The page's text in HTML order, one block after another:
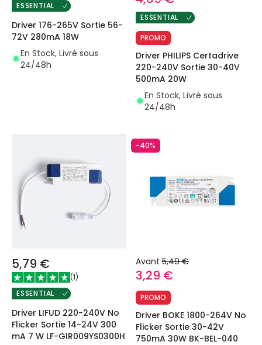
ESSENTIAL
Driver 176-265V Sortie 56-
72V 280mA 18W
En Stock, Livré sous
24/48h
ESSENTIAL
PROMO
Driver PHILIPS Certadrive
220-240V Sortie 30-40V
500mA 20W
En Stock, Livré sous
24/48h
5,79 €
(1)
ESSENTIAL
Driver LIFUD 220-240V No
Flicker Sortie 14-24V 300
mA 7 W LF-GIR009YS0300H
-40%
Avant 5,49 €
3,29 €
PROMO
Driver BOKE 1800-264V No
Flicker Sortie 30-42V
750mA 30W BK-BEL-040